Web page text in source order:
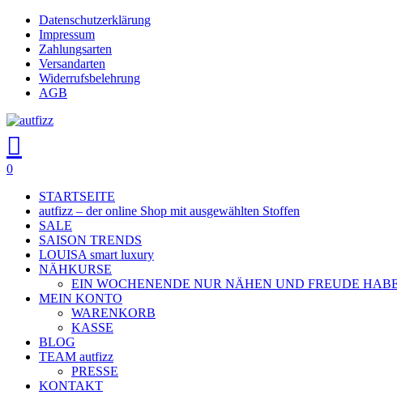
Skip
main
content
Datenschutzerklärung
Impressum
Zahlungsarten
Versandarten
Widerrufsbelehrung
AGB
search
account
0
STARTSEITE
autfizz – der online Shop mit ausgewählten Stoffen
SALE
SAISON TRENDS
LOUISA smart luxury
NÄHKURSE
EIN WOCHENENDE NUR NÄHEN UND FREUDE
MEIN KONTO
WARENKORB
KASSE
BLOG
TEAM autfizz
PRESSE
KONTAKT